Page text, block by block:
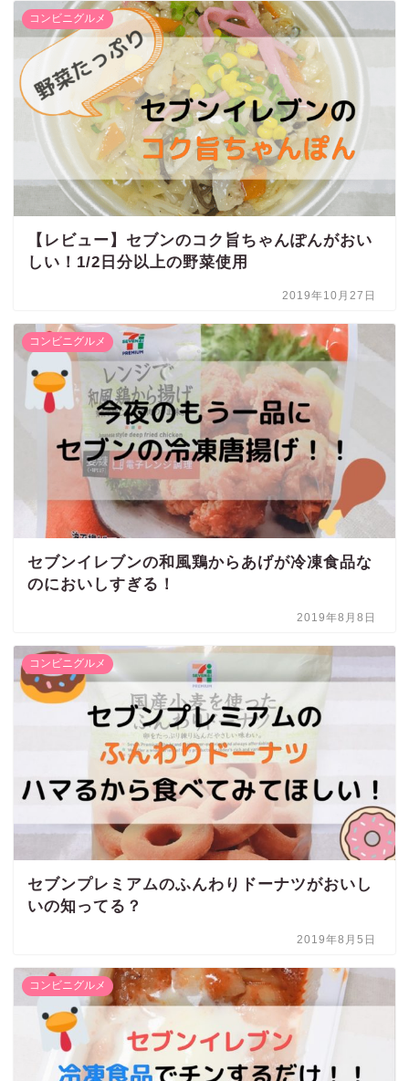
コンビニグルメ
【レビュー】セブンのコク旨ちゃんぽんがおい
しい！1/2日分以上の野菜使用
2019年10月27日
コンビニグルメ
セブンイレブンの和風鶏からあげが冷凍食品な
のにおいしすぎる！
2019年8月8日
コンビニグルメ
セブンプレミアムのふんわりドーナツがおいし
いの知ってる？
2019年8月5日
コンビニグルメ